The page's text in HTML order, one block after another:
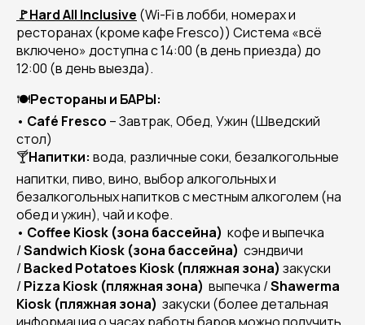
🚩HardAll Inclusive (Wi-Fi в лобби, номерах и
ресторанах (кроме кафе Fresco)) Система «всё
включено» доступна с 14:00 (в день приезда) до
12:00 (в день выезда).
🍽️Рестораны и БАРЫ:
• Café Fresco – Завтрак, Обед, Ужин (Шведский
стол)
🍸Напитки: вода, различные соки, безалкогольные
напитки, пиво, вино, выбор алкогольных и
безалкогольных напитков с местным алкоголем (на
обед и ужин), чай и кофе.
• Coffee Kiosk (зона бассейна) кофе и выпечка
/Sandwich Kiosk (зона бассейна) сэндвичи
/Backed Potatoes Kiosk (пляжная зона) закуски
/Pizza Kiosk (пляжная зона) выпечка /Shawerma
Kiosk (пляжная зона) закуски (более детальная